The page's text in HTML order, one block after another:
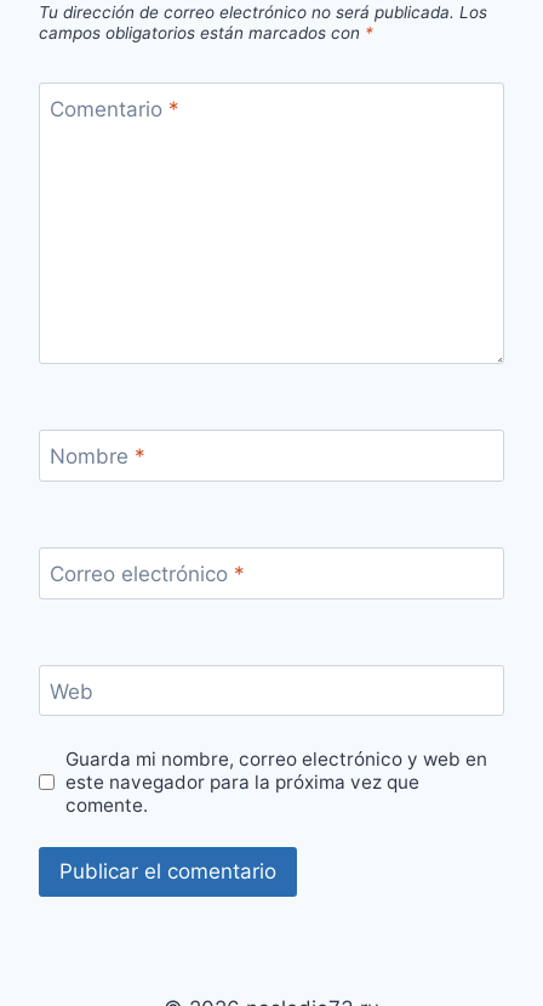
Tu dirección de correo electrónico no será publicada. Los
campos obligatorios están marcados con *
Comentario *
Nombre *
Correo electrónico *
Web
Guarda mi nombre, correo electrónico y web en
este navegador para la próxima vez que
comente.